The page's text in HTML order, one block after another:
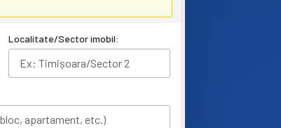
Localitate/Sector imobil: